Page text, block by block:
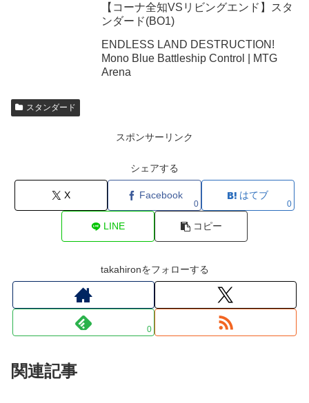
【コーナ全知VSリビングエンド】スタ
ンダード(BO1)
ENDLESS LAND DESTRUCTION!
Mono Blue Battleship Control | MTG
Arena
スタンダード
スポンサーリンク
シェアする
X Facebook
0
はてブ
0
LINE コピー
takahironをフォローする
0
関連記事